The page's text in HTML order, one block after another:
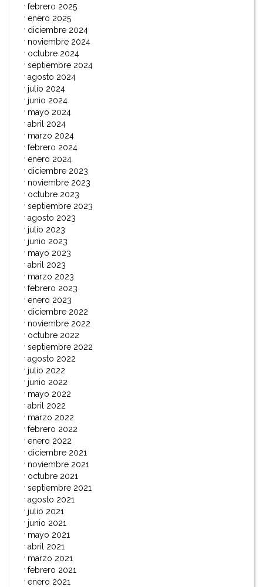
febrero 2025
enero 2025
diciembre 2024
noviembre 2024
octubre 2024
septiembre 2024
agosto 2024
julio 2024
junio 2024
mayo 2024
abril 2024
marzo 2024
febrero 2024
enero 2024
diciembre 2023
noviembre 2023
octubre 2023
septiembre 2023
agosto 2023
julio 2023
junio 2023
mayo 2023
abril 2023
marzo 2023
febrero 2023
enero 2023
diciembre 2022
noviembre 2022
octubre 2022
septiembre 2022
agosto 2022
julio 2022
junio 2022
mayo 2022
abril 2022
marzo 2022
febrero 2022
enero 2022
diciembre 2021
noviembre 2021
octubre 2021
septiembre 2021
agosto 2021
julio 2021
junio 2021
mayo 2021
abril 2021
marzo 2021
febrero 2021
enero 2021